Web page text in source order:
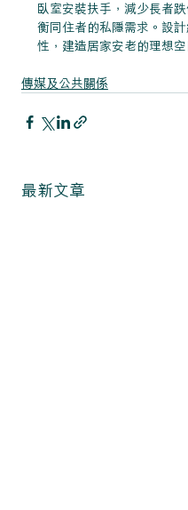
臥室安裝扶手，減少長者
衡同住者的私隱需求。設
性，建造居家安老的理想空
傳媒及公共關係
最新文章